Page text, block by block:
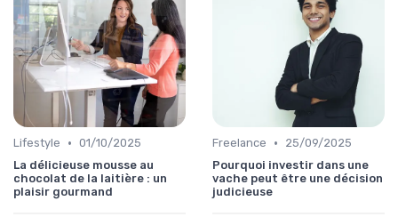
Lifestyle • 01/10/2025
La délicieuse mousse au
chocolat de la laitière : un
plaisir gourmand
Freelance •
25/09/2025
Pourquoi investir dans une
vache peut être une décision
judicieuse